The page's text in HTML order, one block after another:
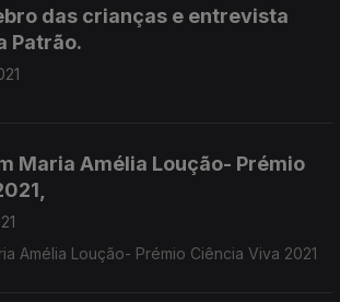
das crianças e entrevista
Patrão.
Maria Amélia Loução- Prémio
Amélia Loução- Prémio Ciência Viva 2021